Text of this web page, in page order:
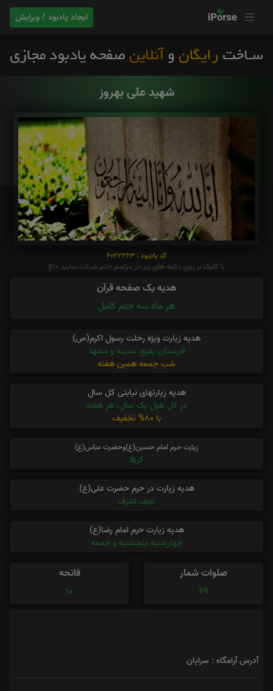
ایجاد یادبود / ویرایش
شهید علی بهروز
کد یادبود : 6022263
با کلیک بر روی دکمه های زیر،در مراسم ختم شرکت نمایید p:0
هدیه یک صفحه قرآن
هر ماه سه ختم کامل
هدیه زیارت ویژه رحلت رسول اکرم(ص)
قبرستان بقیع، مدینه و مشهد
شب جمعه همین هفته
هدیه زیارتهای نیابتی کل سال
در کل طول یک سال، هر هفته
با 80% تخفیف
زیارت حرم امام حسین(ع)وحضرت عباس(ع)
کربلا
هدیه زیارت در حرم حضرت علی(ع)
نجف اشرف
هدیه زیارت حرم امام رضا(ع)
چهارشنبه،پنجشنبه و جمعه
صلوات شمار
69
فاتحه
10
آدرس آرامگاه : سرایان